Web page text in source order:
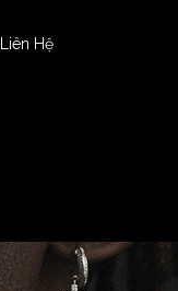
Liên Hệ